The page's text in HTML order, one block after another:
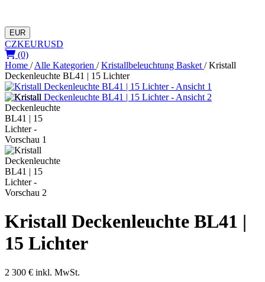
EUR
CZKEURUSD
(0)
Home / Alle Kategorien / Kristallbeleuchtung Basket / Kristall
Deckenleuchte BL41 | 15 Lichter
Kristall Deckenleuchte BL41 |
15 Lichter
2 300 € inkl. MwSt.